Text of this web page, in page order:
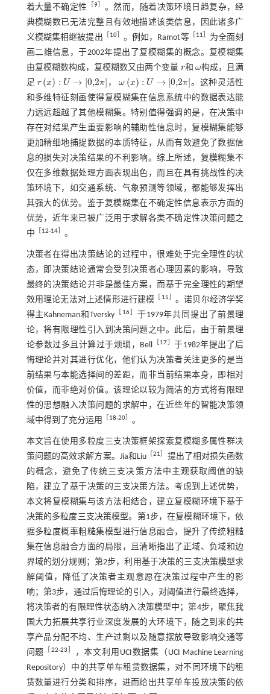
着大量不确定性
［9
。然而，随着决策环境日趋复杂，经
典模糊数已无法完整且有效地描述该类信息，因此诸多广
义模糊集相继被提出
10］ 。例如，Ramot等［ 11
为全面刻
画二维信息，于2002年提出了复模糊集的概念。复模糊集
由复模糊数构成，复模糊数又由两个变量 r
r和 ω
ω构成，且满
足 r (x) :
rx: U → [0,2π]
U→0,2 π ， ω (x) : U → [0,2π]
ω x:U → 0,2 π
。这种灵活性
和多维特征刻画使得复模糊集在信息系统中的数据表达能
力远远超越了其他模糊集。特别值得强调的是，在决策中
存在对结果产生重要影响的辅助性信息时，复模糊集能够
更加精细地捕捉数据的本质特征，从而有效避免了数据信
息的损失对决策结果的不利影响。综上所述，复模糊集不
仅在多维数据处理方面表现出色，而且在具有挑战性的决
策环境下，如交通系统、气象预测等领域，都能够发挥出
其强大的优势。鉴于复模糊集在不确定性信息表示方面的
优势，近年来已被广泛用于求解各类不确定性决策问题之
中
12-14］ 。
决策者在得出决策结论的过程中，很难处于完全理性的状
态，即决策结论通常会受到决策者心理因素的影响，导致
最终的决策结论并非是最佳方案，而基于完全理性的期望
效用理论无法对上述情形进行建模
15
。诺贝尔经济学奖
得主Kahneman和Tversky
16］ 于1979年共同提出了前景理
论，将有限理性引入到决策问题之中。此后，由于前景理
论参数过多且计算过于烦琐，Bell
17 ］于1982年提出了后
悔理论并对其进行优化，他们认为决策者关注更多的是当
前结果与本能选择间的差距，而非当前结果本身，即相对
价值，而非绝对价值。该理论以较为简洁的方式将有限理
性的思想融入决策问题的求解中，在近些年的智能决策领
域中得到了充分运用
18-20］ 。
本文旨在使用多粒度三支决策框架探索复模糊多属性群决
策问题的高效求解方案。Jia和Liu ［21
提出了相对损失函数
的概念，避免了传统三支决策方法中主观获取阈值的缺
陷，建立了基于决策的三支决策方法。考虑到上述优势，
本文将复模糊集与该方法相结合，建立复模糊环境下基于
决策的多粒度三支决策模型。第1步，在复模糊环境下，依
据多粒度概率粗糙集模型进行信息融合，提升了传统粗糙
集在信息融合方面的局限，且清晰指出了正域、负域和边
界域的划分规则；第2步，利用基于决策的三支决策模型求
解阈值，降低了决策者主观意愿在决策过程中产生的影
响；第3步，通过后悔理论的引入，对阈值进行最终选择，
将决策者的有限理性状态纳入决策模型中；第4步，聚焦我
国大力拓展共享行业深度发展的大环境下，随之到来的共
享产品分配不均、生产过剩以及随意摆放导致影响交通等
问题
［22-23
，本文利用UCI数据集（UCI Machine Learning
Repository）中的共享单车租赁数据集，对不同环境下的租
赁数量进行分类和排序，进而给出共享单车投放决策的依